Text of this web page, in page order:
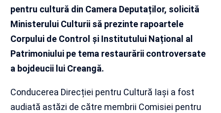
pentru cultură din Camera Deputaților, solicită
Ministerului Culturii să prezinte rapoartele
Corpului de Control și Institutului Național al
Patrimoniului pe tema restaurării controversate
a bojdeucii lui Creangă.
Conducerea Direcției pentru Cultură Iași a fost
audiată astăzi de către membrii Comisiei pentru